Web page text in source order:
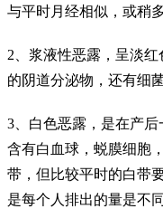
与平时月经相似，或稍
2、浆液性恶露，呈淡
的阴道分泌物，还有细
3、白色恶露，是在产
含有白血球，蜕膜细胞
带，但比较平时的白带
是每个人排出的量是不